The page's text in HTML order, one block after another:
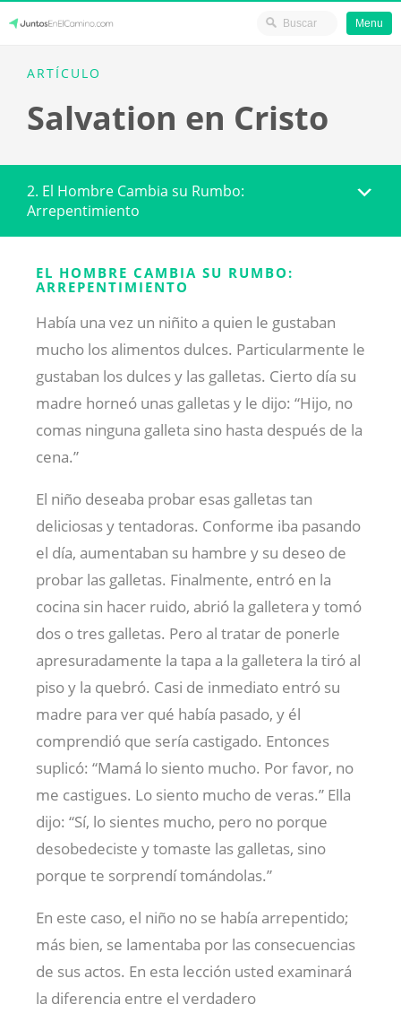
content
JuntosEnElCamino.com
Menu
ARTÍCULO
Salvation en Cristo
2. El Hombre Cambia su Rumbo:
Arrepentimiento
EL HOMBRE CAMBIA SU RUMBO:
ARREPENTIMIENTO
Había una vez un niñito a quien le gustaban
mucho los alimentos dulces. Particularmente le
gustaban los dulces y las galletas. Cierto día su
madre horneó unas galletas y le dijo: “Hijo, no
comas ninguna galleta sino hasta después de la
cena.”
El niño deseaba probar esas galletas tan
deliciosas y tentadoras. Conforme iba pasando
el día, aumentaban su hambre y su deseo de
probar las galletas. Finalmente, entró en la
cocina sin hacer ruido, abrió la galletera y tomó
dos o tres galletas. Pero al tratar de ponerle
apresuradamente la tapa a la galletera la tiró al
piso y la quebró. Casi de inmediato entró su
madre para ver qué había pasado, y él
comprendió que sería castigado. Entonces
suplicó: “Mamá lo siento mucho. Por favor, no
me castigues. Lo siento mucho de veras.” Ella
dijo: “Sí, lo sientes mucho, pero no porque
desobedeciste y tomaste las galletas, sino
porque te sorprendí tomándolas.”
En este caso, el niño no se había arrepentido;
más bien, se lamentaba por las consecuencias
de sus actos. En esta lección usted examinará
la diferencia entre el verdadero